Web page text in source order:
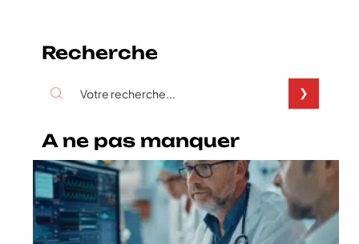
Recherche
A ne pas manquer